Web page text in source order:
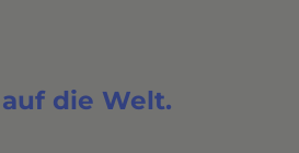
die Welt.